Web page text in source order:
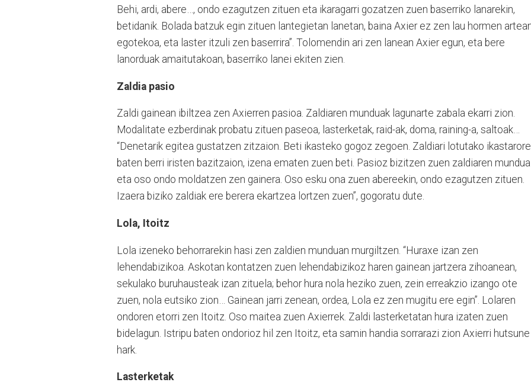
Behi, ardi, abere…, ondo ezagutzen zituen eta ikaragarri gozatzen zuen baserriko lanarekin,
betidanik. Bolada batzuk egin zituen lantegietan lanetan, baina Axier ez zen lau hormen
egotekoa, eta laster itzuli zen baserrira”. Tolomendin ari zen lanean Axier egun, eta bere
lanorduak amaitutakoan, baserriko lanei ekiten zien.
Zaldia pasio
Zaldi gainean ibiltzea zen Axierren pasioa. Zaldiaren munduak lagunarte zabala ekarri zion.
Modalitate ezberdinak probatu zituen paseoa, lasterketak, raid-ak, doma, raining-a, saltoak…
“Denetarik egitea gustatzen zitzaion. Beti ikasteko gogoz zegoen. Zaldiari lotutako
baten berri iristen bazitzaion, izena ematen zuen beti. Pasioz bizitzen zuen zaldiaren mundua
eta oso ondo moldatzen zen gainera. Oso esku ona zuen abereekin, ondo ezagutzen zituen.
Izaera biziko zaldiak ere berera ekartzea lortzen zuen”, gogoratu dute.
Lola, Itoitz
Lola izeneko behorrarekin hasi zen zaldien munduan murgiltzen. “Huraxe izan zen
lehendabizikoa. Askotan kontatzen zuen lehendabizikoz haren gainean jartzera zihoanean,
sekulako buruhausteak izan zituela; behor hura nola heziko zuen, zein erreakzio izango ote
zuen, nola eutsiko zion… Gainean jarri zenean, ordea, Lola ez zen mugitu ere egin”. Lolaren
ondoren etorri zen Itoitz. Oso maitea zuen Axierrek. Zaldi lasterketatan hura izaten zuen
bidelagun. Istripu baten ondorioz hil zen Itoitz, eta samin handia sorrarazi zion Axierri hutsune
hark.
Lasterketak